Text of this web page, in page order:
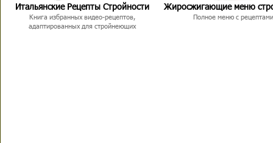
Итальянские Рецепты Стройности
Книга избранных видео-рецептов,
адаптированных для стройнеющих
Жиросжигающие меню
Полное меню с рецептами